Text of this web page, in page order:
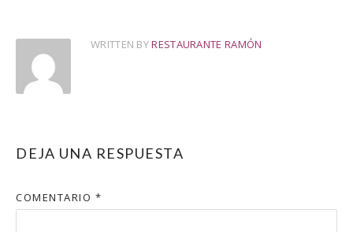
WRITTEN BYRESTAURANTE RAMÓN
DEJA UNA RESPUESTA
COMENTARIO *